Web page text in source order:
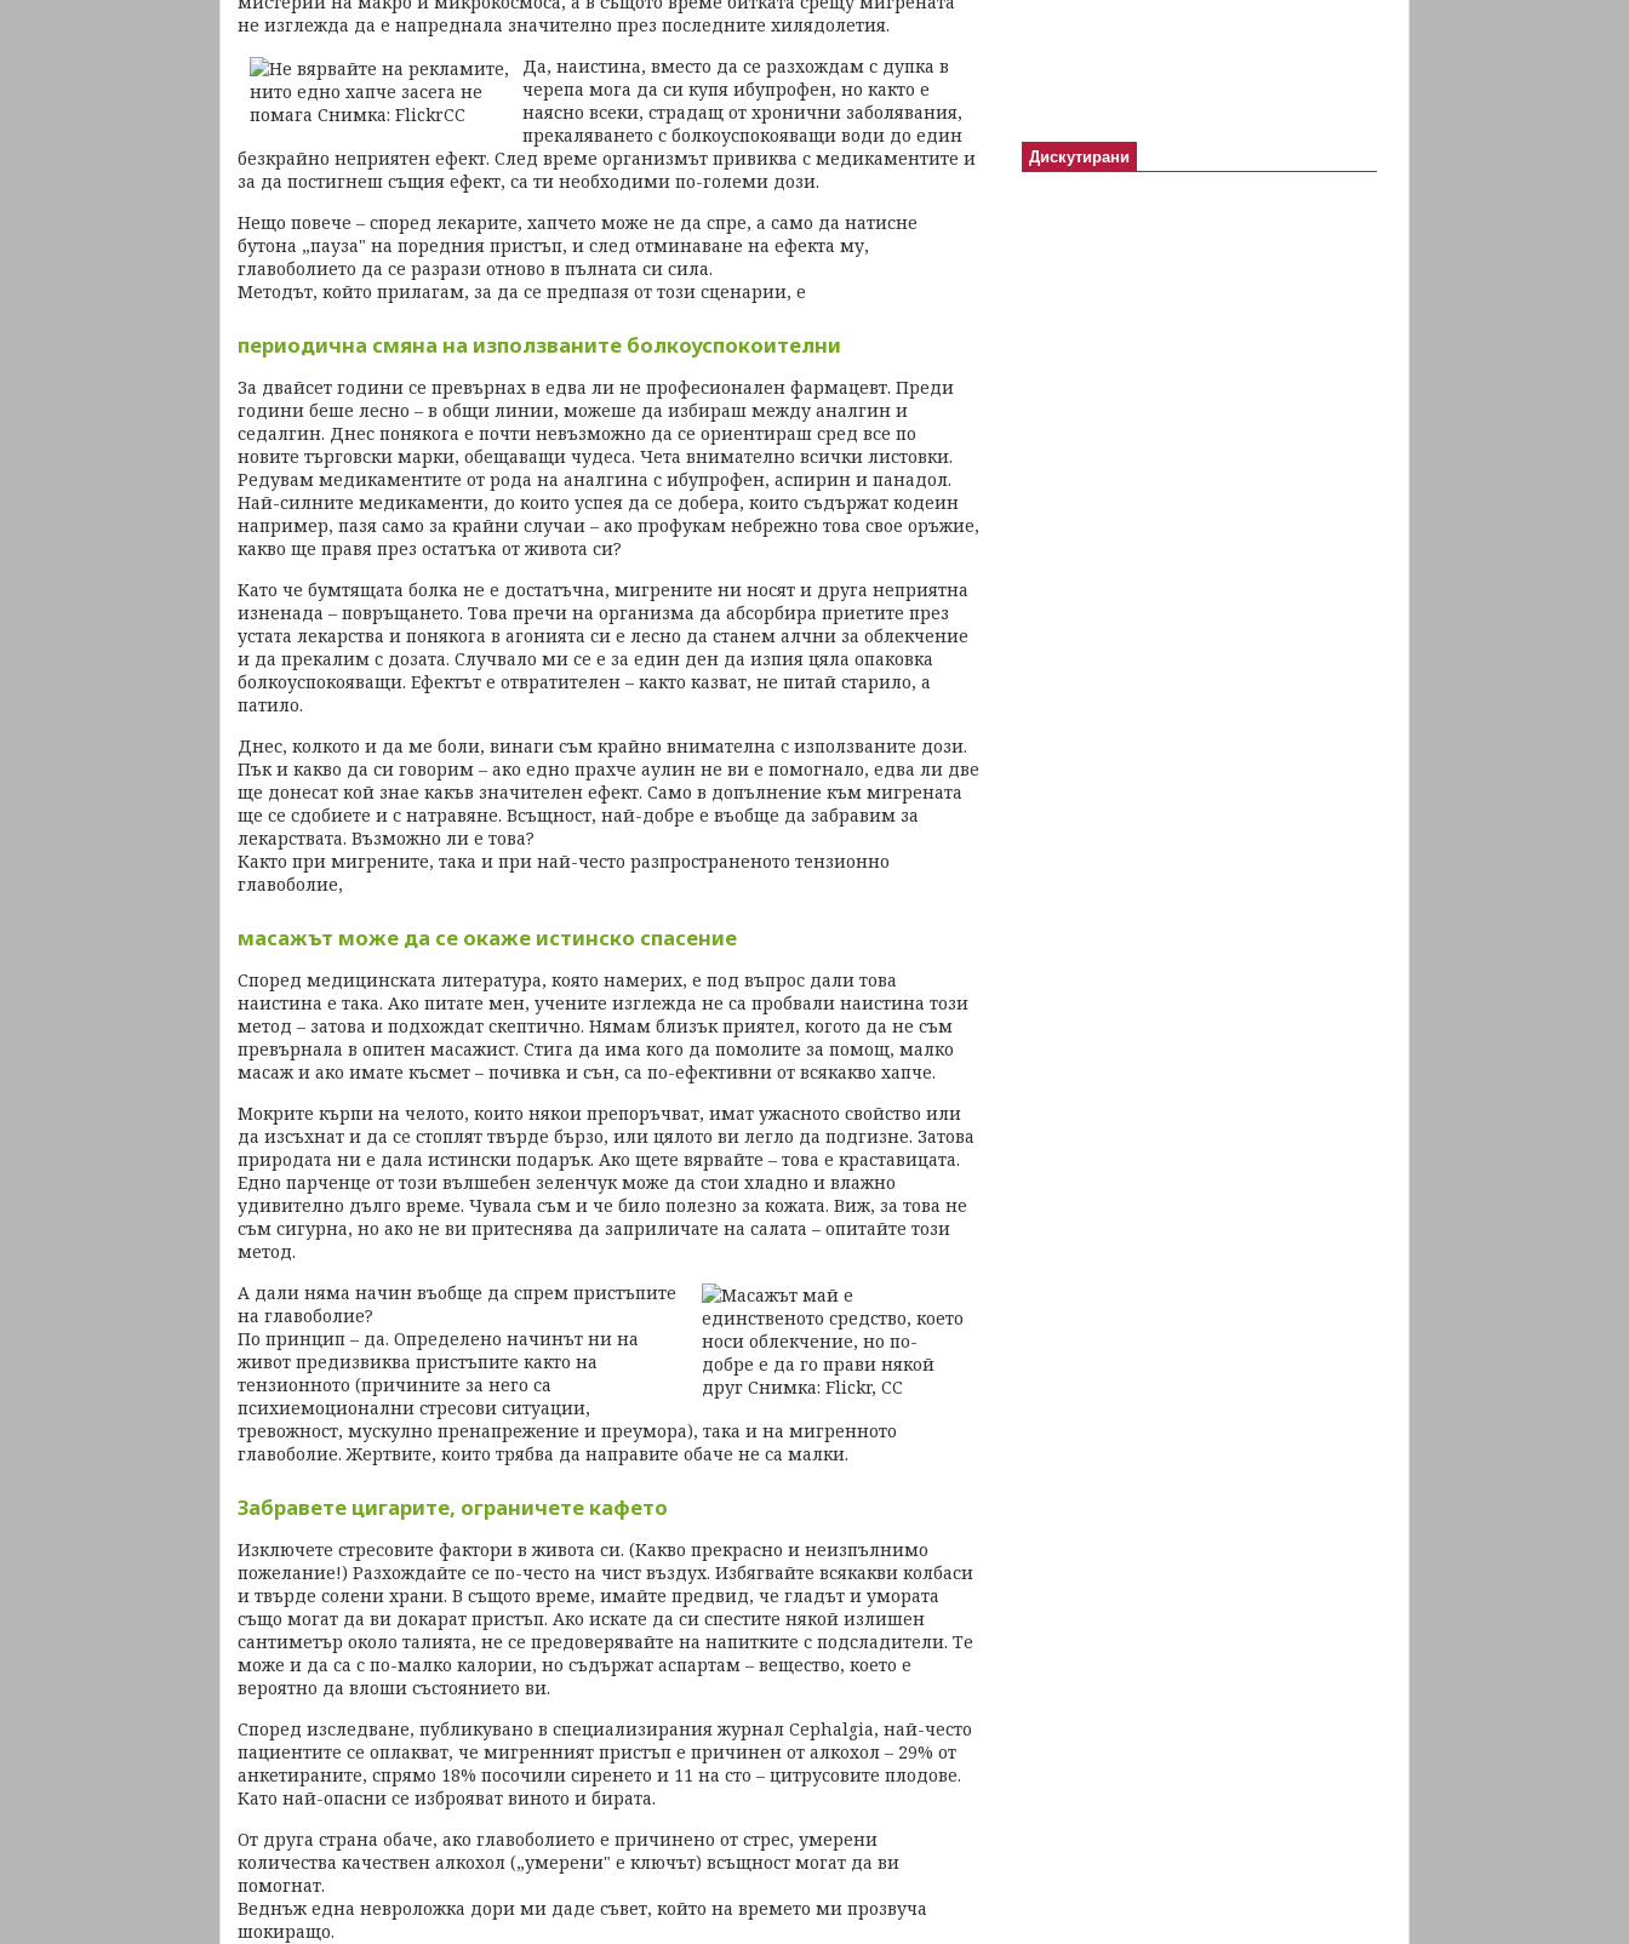
не изглежда да е напреднала значително през последните хилядолетия.
Да, наистина, вместо да се разхождам с дупка в
черепа мога да си купя ибупрофен, но както е
наясно всеки, страдащ от хронични заболявания,
прекаляването с болкоуспокояващи води до един
безкрайно неприятен ефект. След време организмът привиква с медикаментите и
за да постигнеш същия ефект, са ти необходими по-големи дози.
Нещо повече – според лекарите, хапчето може не да спре, а само да натисне
бутона „пауза" на поредния пристъп, и след отминаване на ефекта му,
главоболието да се разрази отново в пълната си сила.
Методът, който прилагам, за да се предпазя от този сценарии, е
периодична смяна на използваните болкоуспокоителни
За двайсет години се превърнах в едва ли не професионален фармацевт. Преди
години беше лесно – в общи линии, можеше да избираш между аналгин и
седалгин. Днес понякога е почти невъзможно да се ориентираш сред все по
новите търговски марки, обещаващи чудеса. Чета внимателно всички листовки.
Редувам медикаментите от рода на аналгина с ибупрофен, аспирин и панадол.
Най-силните медикаменти, до които успея да се добера, които съдържат кодеин
например, пазя само за крайни случаи – ако профукам небрежно това свое оръжие,
какво ще правя през остатъка от живота си?
Като че бумтящата болка не е достатъчна, мигрените ни носят и друга неприятна
изненада – повръщането. Това пречи на организма да абсорбира приетите през
устата лекарства и понякога в агонията си е лесно да станем алчни за облекчение
и да прекалим с дозата. Случвало ми се е за един ден да изпия цяла опаковка
болкоуспокояващи. Ефектът е отвратителен – както казват, не питай старило, а
патило.
Днес, колкото и да ме боли, винаги съм крайно внимателна с използваните дози.
Пък и какво да си говорим – ако едно прахче аулин не ви е помогнало, едва ли две
ще донесат кой знае какъв значителен ефект. Само в допълнение към мигрената
ще се сдобиете и с натравяне. Всъщност, най-добре е въобще да забравим за
лекарствата. Възможно ли е това?
Както при мигрените, така и при най-често разпространеното тензионно
главоболие,
масажът може да се окаже истинско спасение
Според медицинската литература, която намерих, е под въпрос дали това
наистина е така. Ако питате мен, учените изглежда не са пробвали наистина този
метод – затова и подхождат скептично. Нямам близък приятел, когото да не съм
превърнала в опитен масажист. Стига да има кого да помолите за помощ, малко
масаж и ако имате късмет – почивка и сън, са по-ефективни от всякакво хапче.
Мокрите кърпи на челото, които някои препоръчват, имат ужасното свойство или
да изсъхнат и да се стоплят твърде бързо, или цялото ви легло да подгизне. Затова
природата ни е дала истински подарък. Ако щете вярвайте – това е краставицата.
Едно парченце от този вълшебен зеленчук може да стои хладно и влажно
удивително дълго време. Чувала съм и че било полезно за кожата. Виж, за това не
съм сигурна, но ако не ви притеснява да заприличате на салата – опитайте този
метод.
А дали няма начин въобще да спрем пристъпите
на главоболие?
По принцип – да. Определено начинът ни на
живот предизвиква пристъпите както на
тензионното (причините за него са
психиемоционални стресови ситуации,
тревожност, мускулно пренапрежение и преумора), така и на мигренното
главоболие. Жертвите, които трябва да направите обаче не са малки.
Забравете цигарите, ограничете кафето
Изключете стресовите фактори в живота си. (Какво прекрасно и неизпълнимо
пожелание!) Разхождайте се по-често на чист въздух. Избягвайте всякакви колбаси
и твърде солени храни. В същото време, имайте предвид, че гладът и умората
също могат да ви докарат пристъп. Ако искате да си спестите някой излишен
сантиметър около талията, не се предоверявайте на напитките с подсладители. Те
може и да са с по-малко калории, но съдържат аспартам – вещество, което е
вероятно да влоши състоянието ви.
Според изследване, публикувано в специализирания журнал Cephalgia, най-често
пациентите се оплакват, че мигренният пристъп е причинен от алкохол – 29% от
анкетираните, спрямо 18% посочили сиренето и 11 на сто – цитрусовите плодове.
Като най-опасни се изброяват виното и бирата.
От друга страна обаче, ако главоболието е причинено от стрес, умерени
количества качествен алкохол („умерени" е ключът) всъщност могат да ви
помогнат.
Веднъж една невроложка дори ми даде съвет, който на времето ми прозвуча
шокиращо.
Дискутирани